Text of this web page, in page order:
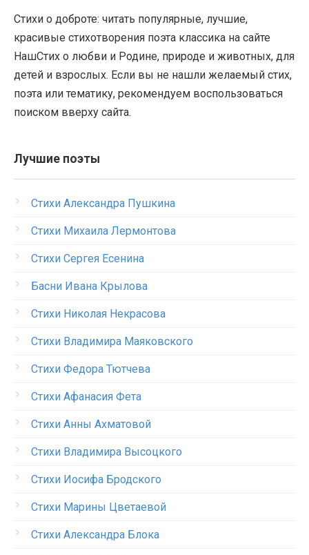
Стихи о доброте: читать популярные, лучшие,
красивые стихотворения поэта классика на сайте
НашСтих о любви и Родине, природе и животных, для
детей и взрослых. Если вы не нашли желаемый стих,
поэта или тематику, рекомендуем воспользоваться
поиском вверху сайта.
Лучшие поэты
Стихи Александра Пушкина
Стихи Михаила Лермонтова
Стихи Сергея Есенина
Басни Ивана Крылова
Стихи Николая Некрасова
Стихи Владимира Маяковского
Стихи Федора Тютчева
Стихи Афанасия Фета
Стихи Анны Ахматовой
Стихи Владимира Высоцкого
Стихи Иосифа Бродского
Стихи Марины Цветаевой
Стихи Александра Блока